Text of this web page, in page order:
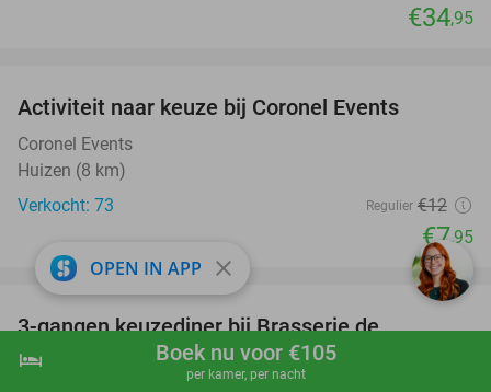
shopping_cart Boek nu
hotel Boek nu voor €105
per kamer, per nacht
€34,95
Activiteit naar keuze bij Coronel Events
Coronel Events
Huizen (8 km)
Verkocht: 73
Regulier €12
€7,95
28%
favorite_border
3-gangen keuzediner bij Brasserie de
Troubadour
OPEN IN APP close